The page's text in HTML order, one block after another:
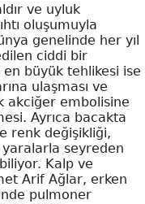
ve uyluk
oluşumuyla
genelinde her yıl
ciddi bir
büyük tehlikesi ise
ulaşması ve
akciğer embolisine
Ayrıca bacakta
renk değişikliği,
seyreden
Kalp ve
Arif Ağlar, erken
pulmoner